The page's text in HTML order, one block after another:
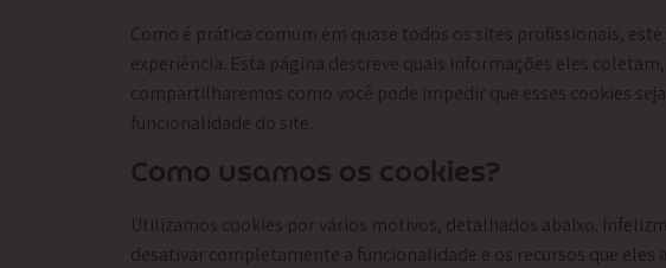
Como é prática comum em quase todos os sites profissionais,
experiência. Esta página descreve quais informações eles
compartilharemos como você pode impedir que esses cookies
funcionalidade do site.
Como usamos os cookies?
Utilizamos cookies por vários motivos, detalhados abaixo.
desativar completamente a funcionalidade e os recursos que eles